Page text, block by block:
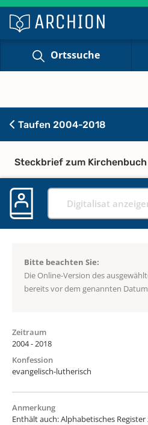
Ortssuche
Taufen 2004-2018
Steckbrief zum Kirchenbuch
Digitalisat
Bitte beachten Sie:
Die Online-Version des
bereits vor dem genannten
Zeitraum
2004 - 2018
Konfession
evangelisch-lutherisch
Anmerkung
Enthält auch: Alphabetisches Register